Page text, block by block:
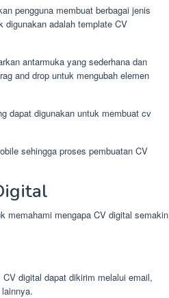
pengguna membuat berbagai jenis
digunakan adalah template CV
antarmuka yang sederhana dan
and drop untuk mengubah elemen
dapat digunakan untuk membuat cv
sehingga proses pembuatan CV
memahami mengapa CV digital semakin
digital dapat dikirim melalui email,